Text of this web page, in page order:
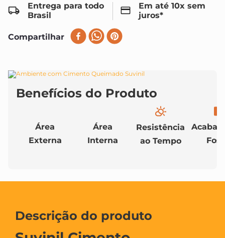
Entrega para todo
Brasil
Em até 10x sem
juros*
Compartilhar
Área
Externa
Área
Interna
Resistência
ao Tempo
Descrição do produto